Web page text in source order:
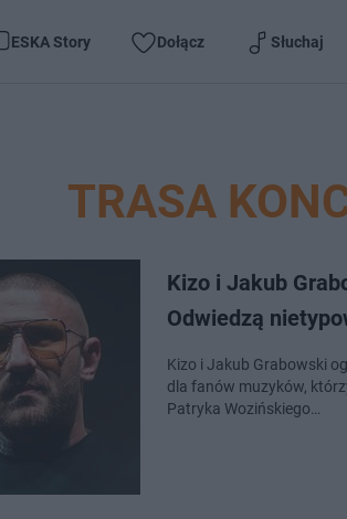
ESKA Story Dołącz Słuchaj
TRASA
Kizo i Jakub
Odwiedzą
Kizo i Jakub Grabowski ogłosili wspólną trasę koncertową. To może być nie lada wydarzenie
dla fanów muzyków,
Patryka Wozińskiego…